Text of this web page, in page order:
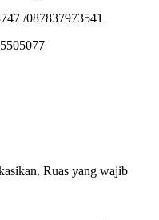
/087837973541
Ruas yang wajib